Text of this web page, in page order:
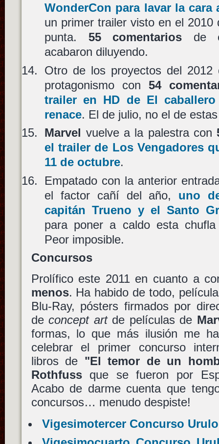
WonderCon para lavar la cara
un primer trailer visto en el 2010
punta. 55 comentarios de
acabaron diluyendo.
Otro de los proyectos del 2012
protagonismo con54
trailer en HD de El
renace. El de julio, no el de
Marvel vuelve a la palestra con
el trailer de Los Vengadores
11 de octubre.
Empatado con la anterior
el factor cañí del año, uno
capitán Trueno y el Santo
para poner a caldo esta
Peor imposible.
Concursos
Prolífico este 2011 en cuanto a
menos. Ha habido de todo,
Blu-Ray, pósters firmados por
deconcept artde películas de
formas, lo que más ilusión me
celebrar el primer concurso
libros de "El temor de un
Rothfussque se fueron por
Acabo de darme cuenta que
concursos… menudo despiste!
Vigesimotercer Concurso